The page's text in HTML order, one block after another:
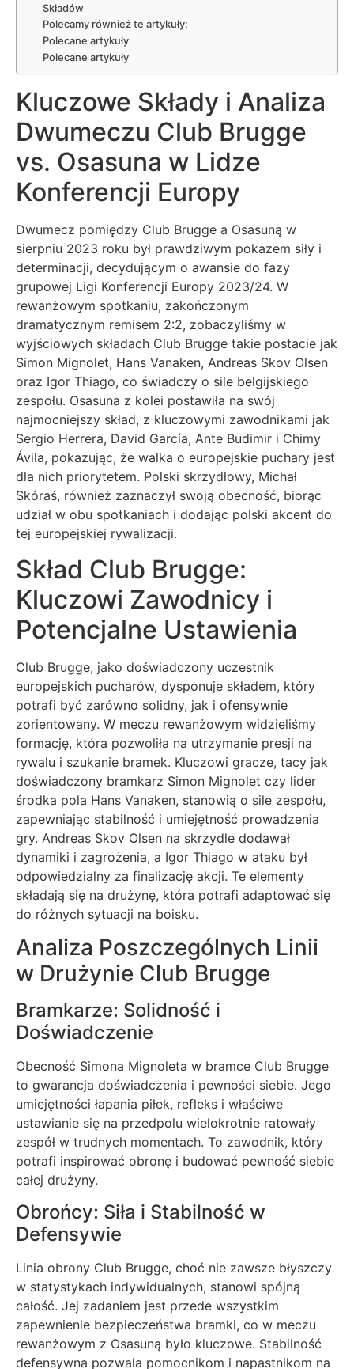
Składów
Polecamy również te artykuły:
Polecane artykuły
Polecane artykuły
Kluczowe Składy i Analiza
Dwumeczu Club Brugge
vs. Osasuna w Lidze
Konferencji Europy
Dwumecz pomiędzy Club Brugge a Osasuną w
sierpniu 2023 roku był prawdziwym pokazem siły i
determinacji, decydującym o awansie do fazy
grupowej Ligi Konferencji Europy 2023/24. W
rewanżowym spotkaniu, zakończonym
dramatycznym remisem 2:2, zobaczyliśmy w
wyjściowych składach Club Brugge takie postacie jak
Simon Mignolet, Hans Vanaken, Andreas Skov Olsen
oraz Igor Thiago, co świadczy o sile belgijskiego
zespołu. Osasuna z kolei postawiła na swój
najmocniejszy skład, z kluczowymi zawodnikami jak
Sergio Herrera, David García, Ante Budimir i Chimy
Ávila, pokazując, że walka o europejskie puchary jest
dla nich priorytetem. Polski skrzydłowy, Michał
Skóraś, również zaznaczył swoją obecność, biorąc
udział w obu spotkaniach i dodając polski akcent do
tej europejskiej rywalizacji.
Skład Club Brugge:
Kluczowi Zawodnicy i
Potencjalne Ustawienia
Club Brugge, jako doświadczony uczestnik
europejskich pucharów, dysponuje składem, który
potrafi być zarówno solidny, jak i ofensywnie
zorientowany. W meczu rewanżowym widzieliśmy
formację, która pozwoliła na utrzymanie presji na
rywalu i szukanie bramek. Kluczowi gracze, tacy jak
doświadczony bramkarz Simon Mignolet czy lider
środka pola Hans Vanaken, stanowią o sile zespołu,
zapewniając stabilność i umiejętność prowadzenia
gry. Andreas Skov Olsen na skrzydle dodawał
dynamiki i zagrożenia, a Igor Thiago w ataku był
odpowiedzialny za finalizację akcji. Te elementy
składają się na drużynę, która potrafi adaptować się
do różnych sytuacji na boisku.
Analiza Poszczególnych Linii
w Drużynie Club Brugge
Bramkarze: Solidność i
Doświadczenie
Obecność Simona Mignoleta w bramce Club Brugge
to gwarancja doświadczenia i pewności siebie. Jego
umiejętności łapania piłek, refleks i właściwe
ustawianie się na przedpolu wielokrotnie ratowały
zespół w trudnych momentach. To zawodnik, który
potrafi inspirować obronę i budować pewność siebie
całej drużyny.
Obrońcy: Siła i Stabilność w
Defensywie
Linia obrony Club Brugge, choć nie zawsze błyszczy
w statystykach indywidualnych, stanowi spójną
całość. Jej zadaniem jest przede wszystkim
zapewnienie bezpieczeństwa bramki, co w meczu
rewanżowym z Osasuną było kluczowe. Stabilność
defensywna pozwala pomocnikom i napastnikom na